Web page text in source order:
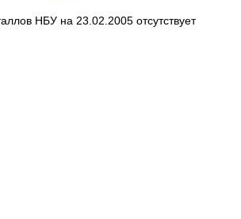
НБУ на 23.02.2005 отсутствует